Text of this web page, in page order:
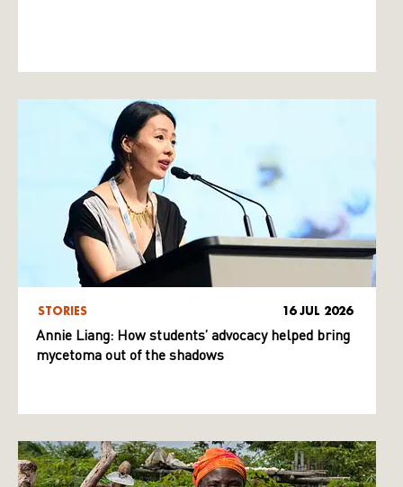
STORIES 16 JUL 2026
Annie Liang: How students’ advocacy helped bring
mycetoma out of the shadows